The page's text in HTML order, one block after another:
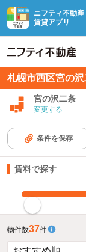
ニフティ不動産
賃貸アプリ
札幌市西区宮の
宮の沢二条
変更する
条件を保存
賃料で探す
物件数37件